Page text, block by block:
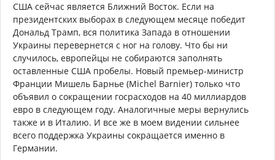
США сейчас является Ближний Восток. Если на
президентских выборах в следующем месяце победит
Дональд Трамп, вся политика Запада в отношении
Украины перевернется с ног на голову. Что бы ни
случилось, европейцы не собираются заполнять
оставленные США пробелы. Новый премьер-министр
Франции Мишель Барнье (Michel Barnier) только что
объявил о сокращении госрасходов на 40 миллиардов
евро в следующем году. Аналогичные меры вернулись
также и в Италию. И все же в моем видении сильнее
всего поддержка Украины сокращается именно в
Германии.